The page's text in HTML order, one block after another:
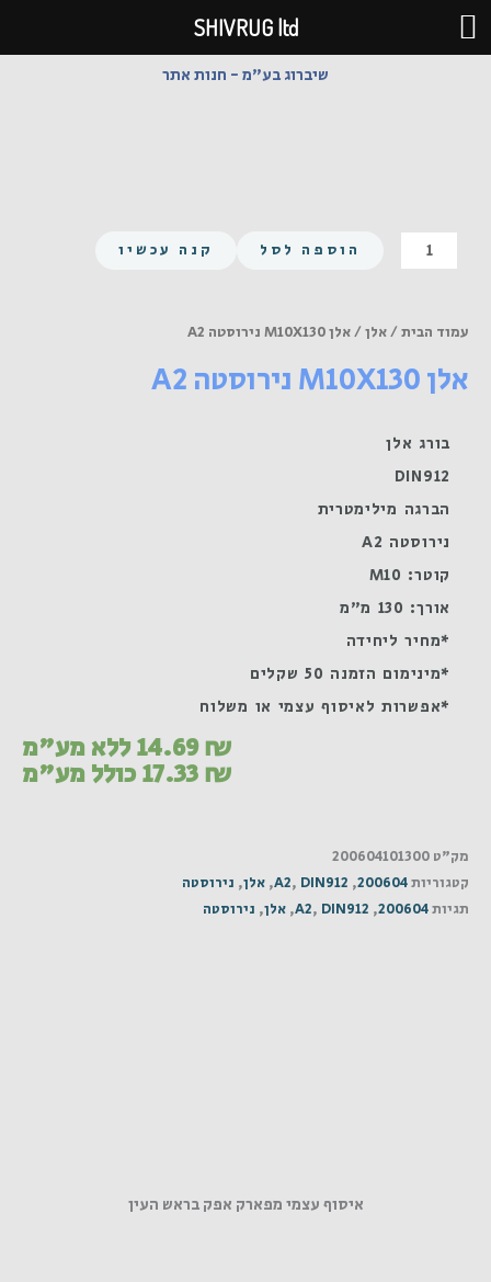
דילוג
לתוכן
שיברוג בע"מ - חנות אתר
כמות
של
M10X130
A2
הוספה לסל קנה עכשיו
עמוד הבית/אלן/ אלן M10X130 נירוסטה A2
אלן M10X130 נירוסטה A2
בורג אלן
DIN912
הברגה מילימטרית
נירוסטה A2
קוטר: M10
אורך: 130 מ"מ
*מחיר ליחידה
*מינימום הזמנה 50 שקלים
*אפשרות לאיסוף עצמי או משלוח
14.69₪ ללא מע"מ
17.33₪ כולל מע"מ
מק"ט 200604101300
קטגוריות200604
,
A2, DIN912
, אלן, נירוסטה
תגיות200604
,
A2, DIN912
, אלן, נירוסטה
איסוף עצמי מפארק אפק בראש העין
SHIVRUG ltd